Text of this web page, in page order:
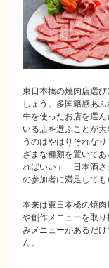
東日本橋の焼肉店選
しょう。多国籍感あ
牛を使ったお店を選
いる店を選ぶことが
うのはやはりそれな
ざまな種類を置いて
ればいい」「日本酒
の参加者に満足しても
本来は東日本橋の焼
や創作メニューを取
みメニューがあるだ
ん。